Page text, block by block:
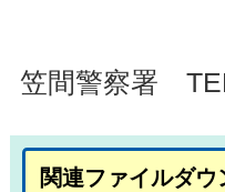
笠間警察署
関連ファイルダウ